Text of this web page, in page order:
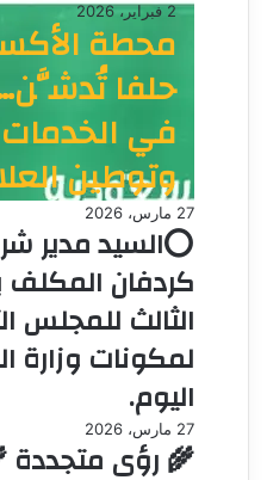
2 فبراير، 2026
محطة
حلفا
في
وتوطين
27 مارس، 2026
⭕السيد مدير
كردفان المكلف
الثالث للمجلس
لمكونات وزارة
اليوم.
27 مارس، 2026
🌾 رؤى متجددة